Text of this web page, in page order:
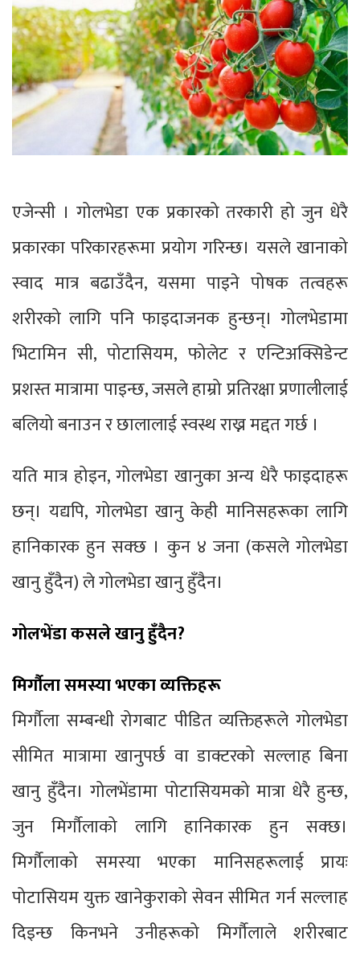
एजेन्सी । गोलभेडा एक प्रकारको तरकारी हो जुन धेरै
प्रकारका परिकारहरूमा प्रयोग गरिन्छ। यसले खानाको
स्वाद मात्र बढाउँदैन, यसमा पाइने पोषक तत्वहरू
शरीरको लागि पनि फाइदाजनक हुन्छन्। गोलभेडामा
भिटामिन सी, पोटासियम, फोलेट र एन्टिअक्सिडेन्ट
प्रशस्त मात्रामा पाइन्छ, जसले हाम्रो प्रतिरक्षा प्रणालीलाई
बलियो बनाउन र छालालाई स्वस्थ राख्न मद्दत गर्छ ।
यति मात्र होइन, गोलभेडा खानुका अन्य धेरै फाइदाहरू
छन्। यद्यपि, गोलभेडा खानु केही मानिसहरूका लागि
हानिकारक हुन सक्छ । कुन ४ जना (कसले गोलभेडा
खानु हुँदैन) ले गोलभेडा खानु हुँदैन।
गोलभेंडा कसले खानु हुँदैन?
मिर्गौला समस्या भएका व्यक्तिहरू
मिर्गौला सम्बन्धी रोगबाट पीडित व्यक्तिहरूले गोलभेडा
सीमित मात्रामा खानुपर्छ वा डाक्टरको सल्लाह बिना
खानु हुँदैन। गोलभेंडामा पोटासियमको मात्रा धेरै हुन्छ,
जुन मिर्गौलाको लागि हानिकारक हुन सक्छ।
मिर्गौलाको समस्या भएका मानिसहरूलाई प्रायः
पोटासियम युक्त खानेकुराको सेवन सीमित गर्न सल्लाह
दिइन्छ किनभने उनीहरूको मिर्गौलाले शरीरबाट